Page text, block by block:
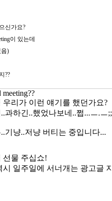
신가요?
이 있는데
)
??
meeting??
우리가 이런 얘기를 했던가요?
과하긴..했었나보네..쩝...ㅡ.ㅡ;;
기냥..저냥 버티는 중입니다...
선물 주십쇼!
시 일주일에 서너개는 광고글